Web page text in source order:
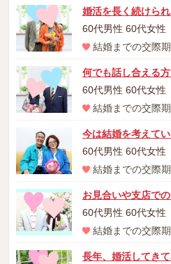
婚活を長く続けら
60代男性 60代女性
結婚までの交際
何でも話し合える
60代男性 60代女性
結婚までの交際
今は結婚を考えて
60代男性 60代女性
結婚までの交際
お見合いや支店で
60代男性 60代女性
結婚までの交際
長年、婚活してき